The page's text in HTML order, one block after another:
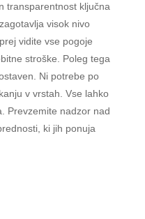
transparentnost ključna
visok nivo
vidite vse pogoje
stroške. Poleg tega
Ni potrebe po
v vrstah. Vse lahko
Prevzemite nadzor nad
ki jih ponuja